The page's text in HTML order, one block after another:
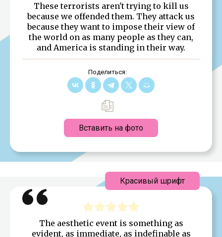
These terrorists aren't trying to kill us
because we offended them. They attack us
because they want to impose their view of
the world on as many people as they can,
and America is standing in their way.
Поделиться:
Вставить на фото
The aesthetic event is something as
evident, as immediate, as indefinable as
Красивый шрифт